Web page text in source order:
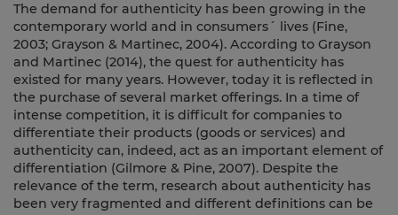
The demand for authenticity has been growing in the
contemporary world and in consumers´ lives (Fine,
2003; Grayson & Martinec, 2004). According to Grayson
and Martinec (2014), the quest for authenticity has
existed for many years. However, today it is reflected in
the purchase of several market offerings. In a time of
intense competition, it is difficult for companies to
differentiate their products (goods or services) and
authenticity can, indeed, act as an important element of
differentiation (Gilmore & Pine, 2007). Despite the
relevance of the term, research about authenticity has
been very fragmented and different definitions can be